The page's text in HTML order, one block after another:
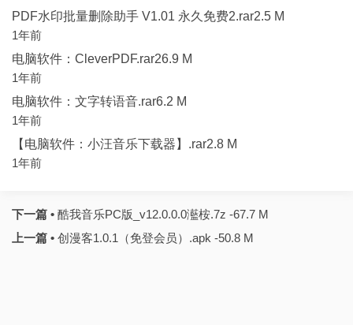
PDF水印批量删除助手 V1.01 永久免费2.rar2.5 M
1年前
电脑软件：CleverPDF.rar26.9 M
1年前
电脑软件：文字转语音.rar6.2 M
1年前
【电脑软件：小汪音乐下载器】.rar2.8 M
1年前
下一篇 • 酷我音乐PC版_v12.0.0.0灆桉.7z -67.7 M
上一篇 • 创漫客1.0.1（免登会员）.apk -50.8 M